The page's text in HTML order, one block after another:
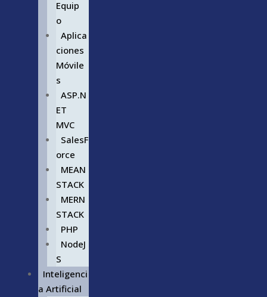
Equip
o
Aplica
ciones
Móvile
s
ASP.N
ET
MVC
SalesF
orce
MEAN
STACK
MERN
STACK
PHP
NodeJ
S
Inteligenci
a Artificial